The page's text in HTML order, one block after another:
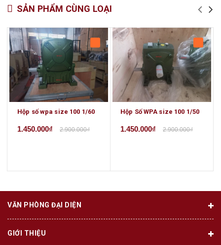
SẢN PHẨM CÙNG LOẠI
Hộp số wpa size 100 1/60
1.450.000₫ 2.900.000₫
Hộp Số WPA size 100 1/50
1.450.000₫ 2.900.000₫
VĂN PHÒNG ĐẠI DIỆN
GIỚI THIỆU